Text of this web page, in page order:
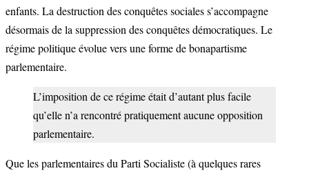
enfants. La destruction des conquêtes sociales s’accompagne
désormais de la suppression des conquêtes démocratiques. Le
régime politique évolue vers une forme de bonapartisme
parlementaire.
L’imposition de ce régime était d’autant plus facile
qu’elle n’a rencontré pratiquement aucune opposition
parlementaire.
Que les parlementaires du Parti Socialiste (à quelques rares